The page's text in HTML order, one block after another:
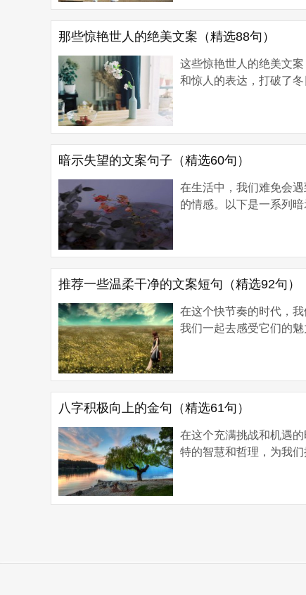
那些惊艳世人的绝美文案（精选88句）
这些惊艳世人的绝美文
和惊人的表达，打破了
暗示失望的文案句子（精选60句）
在生活中，我们难免会
的情感。以下是一系列
推荐一些温柔干净的文案短句（精选92句）
在这个快节奏的时代，
我们一起去感受它们的
八字积极向上的金句（精选61句）
在这个充满挑战和机遇
特的智慧和哲理，为我